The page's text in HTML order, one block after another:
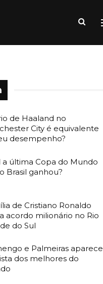
de Haaland no
City é equivalente
desempenho?
a última Copa do Mundo
Brasil ganhou?
de Cristiano Ronaldo
acordo milionário no Rio
do Sul
e Palmeiras aparece
dos melhores do